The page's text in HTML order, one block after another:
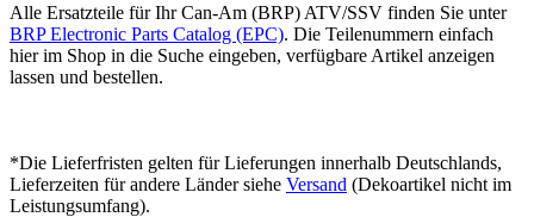
Alle Ersatzteile für Ihr Can-Am (BRP) ATV/SSV finden Sie unter
BRP Electronic Parts Catalog (EPC). Die Teilenummern einfach
hier im Shop in die Suche eingeben, verfügbare Artikel anzeigen
lassen und bestellen.
*Die Lieferfristen gelten für Lieferungen innerhalb Deutschlands,
Lieferzeiten für andere Länder siehe Versand (Dekoartikel nicht im
Leistungsumfang).